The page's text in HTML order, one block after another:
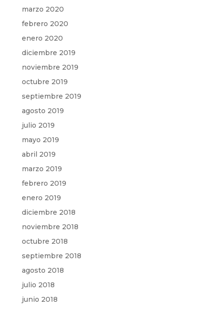
marzo 2020
febrero 2020
enero 2020
diciembre 2019
noviembre 2019
octubre 2019
septiembre 2019
agosto 2019
julio 2019
mayo 2019
abril 2019
marzo 2019
febrero 2019
enero 2019
diciembre 2018
noviembre 2018
octubre 2018
septiembre 2018
agosto 2018
julio 2018
junio 2018